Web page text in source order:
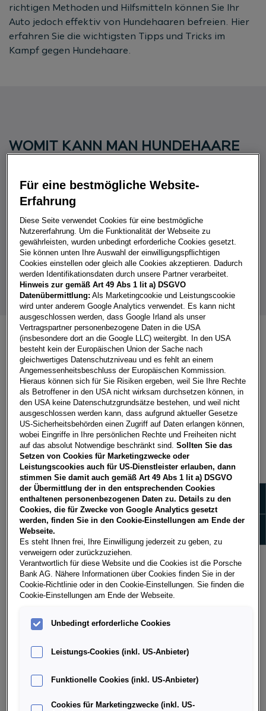
Zeige
richtigen Methoden und Hilfsmitteln können Sie Ihr
Auto jedoch effektiv von Hundehaaren befreien. Hier
erfahren Sie die wichtigsten Tipps und Tricks im
Kampf gegen Hundehaare.
WOMIT KANN MAN HUNDEHAARE
Bevor Sie mit der Reinigung beginnen, sollten Sie Ihr
Auto vollständig
Gegenstände, um ungehinderten Zugang zu allen
Bereichen zu haben. Auch dieFußmattensollten
entferntwerden, da sich die Haare auch darunter
ansammeln können.
PRAKTISCHE HILFSMITTEL
STAUBSAUGER
Ein leistungsstarker Staubsauger ist das A und O.
Nutzen Siespezielle Aufsätzewie eineBürste
einenPolsteraufsatz, um die Haareaus den Fasern der
Stoffsitze zu lösen. Fahren Sielangsam undgründlich
über alle Flächen.
GUMMIHANDSCHUHE
Gummihandschuhe sind ein einfaches, aber effektives
Sie über diePolsterundTeppiche. Durch die Reibung
entfernen.
Für eine bestmögliche Website-
Erfahrung
Diese Seite verwendet Cookies für eine bestmögliche
Nutzererfahrung. Um die Funktionalität der Webseite zu
gewährleisten, wurden unbedingt erforderliche Cookies gesetzt.
Sie können unten Ihre Auswahl der einwilligungspflichtigen
Cookies einstellen oder gleich alle Cookies akzeptieren. Dadurch
werden Identifikationsdaten durch unsere Partner verarbeitet.
Hinweis zur gemäß Art 49 Abs 1 lit a) DSGVO
Datenübermittlung: Als Marketingcookie und Leistungscookie
wird unter anderem Google Analytics verwendet. Es kann nicht
ausgeschlossen werden, dass Google Irland als unser
Vertragspartner personenbezogene Daten in die USA
(insbesondere dort an die Google LLC) weitergibt. In den USA
besteht kein der Europäischen Union der Sache nach
gleichwertiges Datenschutzniveau und es fehlt an einem
Angemessenheitsbeschluss der Europäischen Kommission.
Hieraus können sich für Sie Risiken ergeben, weil Sie Ihre Rechte
als Betroffener in den USA nicht wirksam durchsetzen können, in
den USA keine Datenschutzgrundsätze bestehen, und weil nicht
ausgeschlossen werden kann, dass aufgrund aktueller Gesetze
US-Sicherheitsbehörden einen Zugriff auf Daten erlangen können,
wobei Eingriffe in Ihre persönlichen Rechte und Freiheiten nicht
auf das absolut Notwendige beschränkt sind.Sollten Sie das
Setzen von Cookies für Marketingzwecke oder
Leistungscookies auch für US-Dienstleister erlauben, dann
stimmen Sie damit auch gemäß Art 49 Abs 1 lit a) DSGVO
der Übermittlung der in den entsprechenden Cookies
enthaltenen personenbezogenen Daten zu. Details zu den
Cookies, die für Zwecke von Google Analytics gesetzt
werden, finden Sie in den Cookie-Einstellungen am Ende der
Webseite.
Es steht Ihnen frei, Ihre Einwilligung jederzeit zu geben, zu
verweigern oder zurückzuziehen.
Verantwortlich für diese Website und die Cookies ist die Porsche
Bank AG. Nähere Informationen über Cookies finden Sie in der
Cookie-Richtlinie oder in den Cookie-Einstellungen. Sie finden die
Cookie-Einstellungen am Ende der Webseite.
Unbedingt erforderliche Cookies
Leistungs-Cookies (inkl. US-Anbieter)
Funktionelle Cookies (inkl. US-Anbieter)
Cookies für Marketingzwecke (inkl. US-